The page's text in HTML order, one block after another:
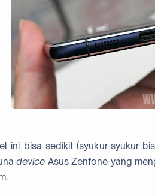
ini bisa sedikit (syukur-syukur
device Asus Zenfone yang